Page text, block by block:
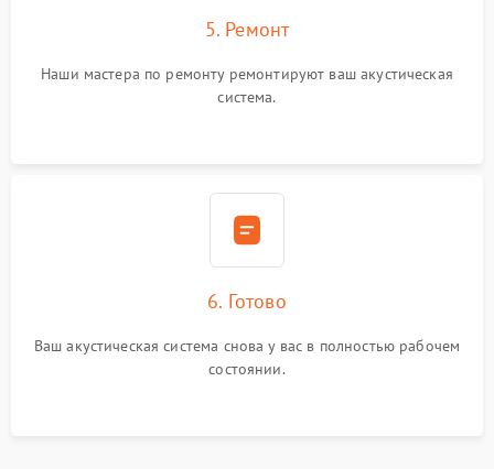
5. Ремонт
Наши мастера по ремонту ремонтируют ваш акустическая
система.
6. Готово
Ваш акустическая система снова у вас в полностью рабочем
состоянии.